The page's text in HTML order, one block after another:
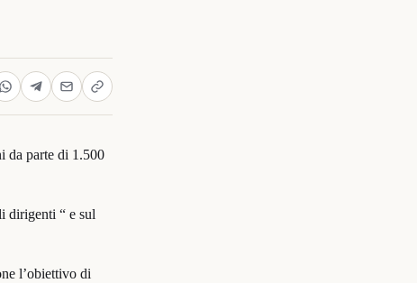
da parte di 1.500
dirigenti “ e sul
l’obiettivo di